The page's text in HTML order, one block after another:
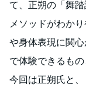
て、正朔の「舞
メソッドがわか
や身体表現に関
で体験できるもの
今回は正朔氏と